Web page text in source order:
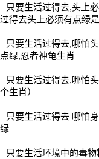
只要生活过得去,头上
过得去头上必须有点绿
只要生活过得去,哪怕
点绿,忍者神龟生肖
只要生活过得去,哪怕
个生肖）
只要生活过得去 哪怕
绿
只要生活环境中的毒